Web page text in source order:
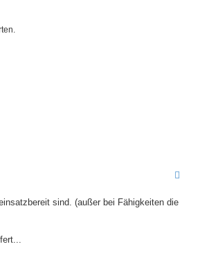
sind. (außer bei Fähigkeiten die